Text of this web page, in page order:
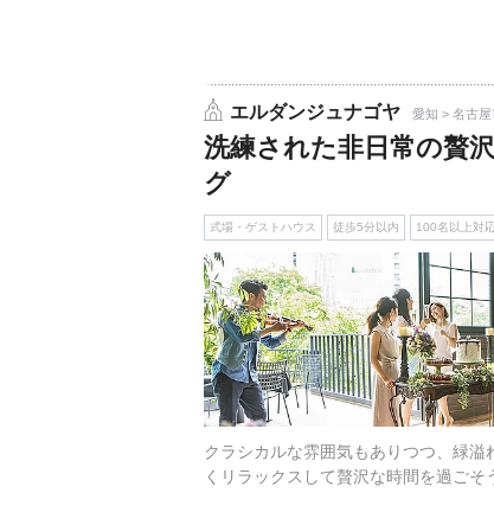
エルダンジュナゴヤ 愛知 > 名古屋
洗練された非日常の贅
グ
式場・ゲストハウス 徒歩5分以内 100名以上対
クラシカルな雰囲気もありつつ、緑
くリラックスして贅沢な時間を過ごそ